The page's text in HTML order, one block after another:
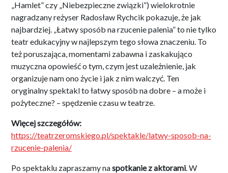
„Hamlet” czy „Niebezpieczne związki”) wielokrotnie
nagradzany reżyser Radosław Rychcik pokazuje, że jak
najbardziej. „Łatwy sposób na rzucenie palenia” to nie tylko
teatr edukacyjny w najlepszym tego słowa znaczeniu. To
też poruszająca, momentami zabawna i zaskakująco
muzyczna opowieść o tym, czym jest uzależnienie, jak
organizuje nam ono życie i jak z nim walczyć. Ten
oryginalny spektakl to łatwy sposób na dobre – a może i
pożyteczne? – spędzenie czasu w teatrze.
Więcej szczegółów:
https://teatrzeromskiego.pl/spektakle/latwy-sposob-na-
rzucenie-palenia/
Po spektaklu zapraszamy naspotkanie z aktorami . W